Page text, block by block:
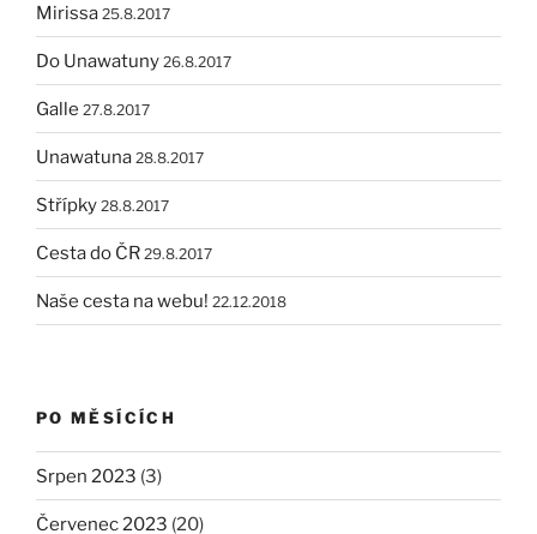
Mirissa 25.8.2017
Do Unawatuny 26.8.2017
Galle 27.8.2017
Unawatuna 28.8.2017
Střípky 28.8.2017
Cesta do ČR 29.8.2017
Naše cesta na webu! 22.12.2018
PO MĚSÍCÍCH
Srpen 2023 (3)
Červenec 2023 (20)